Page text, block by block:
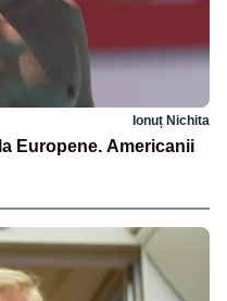
Ionuț Nichita
Europene. Americanii